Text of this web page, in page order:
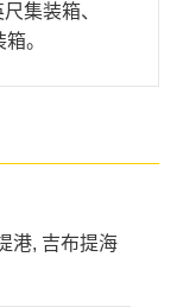
集装箱、
。
港, 吉布提海